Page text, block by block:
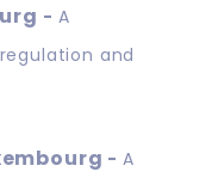
- A
and
- A